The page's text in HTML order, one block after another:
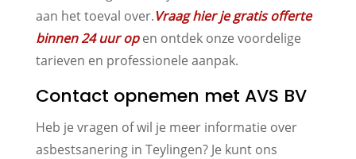
aan het toeval over.Vraag hier je gratis offerte
binnen 24 uur open ontdek onze voordelige
tarieven en professionele aanpak.
Contact opnemen met AVS BV
Heb je vragen of wil je meer informatie over
asbestsanering in Teylingen? Je kunt ons